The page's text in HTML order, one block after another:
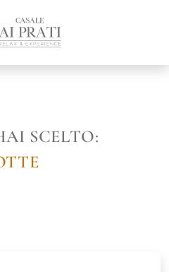
SCELTO: